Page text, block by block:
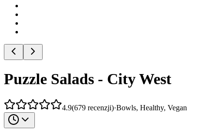
Puzzle Salads - City West
4.9(679 recenzji)·Bowls, Healthy, Vegan